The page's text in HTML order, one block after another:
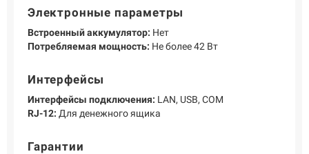
Электронные параметры
Встроенный аккумулятор: Нет
Потребляемая мощность: Не более 42 Вт
Интерфейсы
Интерфейсы подключения: LAN, USB, COM
RJ-12: Для денежного ящика
Гарантии